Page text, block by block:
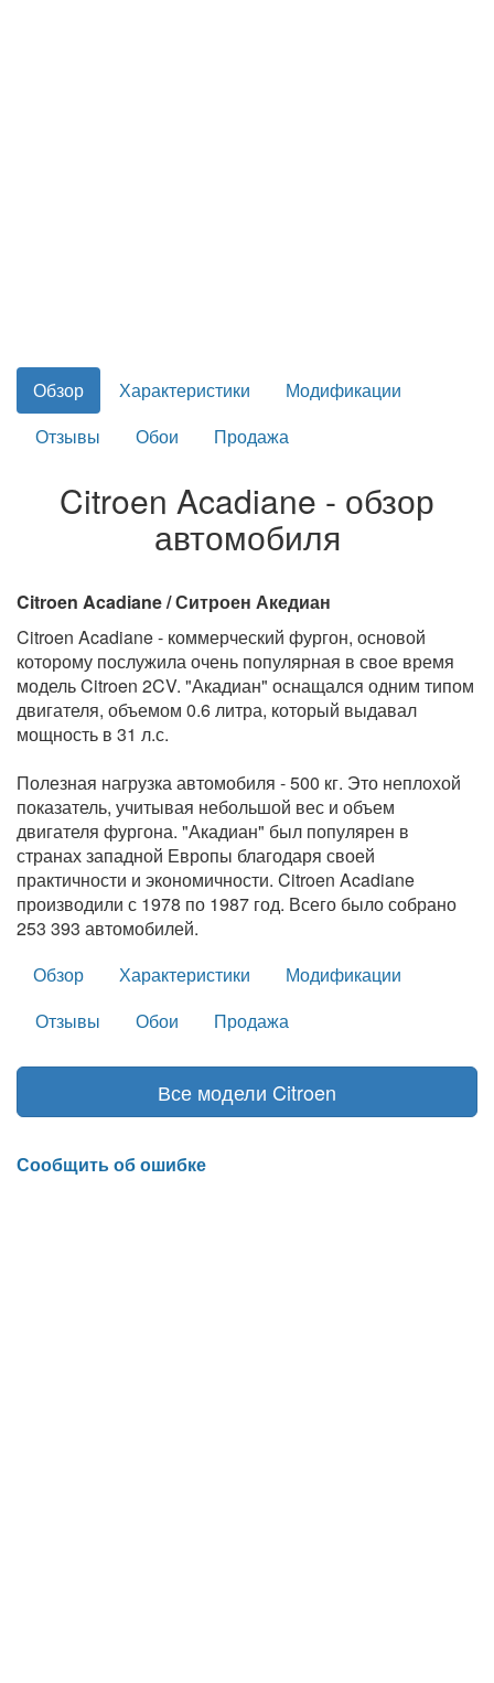
Обзор Характеристики
Модификации
Отзывы
Обои Продажа
Citroen Acadiane - обзор
автомобиля
Citroen Acadiane / Ситроен Акедиан
Citroen Acadiane - коммерческий фургон, основой
которому послужила очень популярная в свое время
модель Citroen 2CV. "Акадиан" оснащался одним типом
двигателя, объемом 0.6 литра, который выдавал
мощность в 31 л.с.
Полезная нагрузка автомобиля - 500 кг. Это неплохой
показатель, учитывая небольшой вес и объем
двигателя фургона. "Акадиан" был популярен в
странах западной Европы благодаря своей
практичности и экономичности. Citroen Acadiane
производили с 1978 по 1987 год. Всего было собрано
253 393 автомобилей.
Обзор
Характеристики
Модификации
Отзывы
Обои Продажа
Все модели Citroen
Сообщить об ошибке